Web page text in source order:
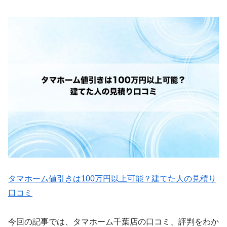
タマホーム値引きは100万円以上可能？建てた人の見積り
口コミ
今回の記事では、タマホーム千葉店の口コミ、評判をわか